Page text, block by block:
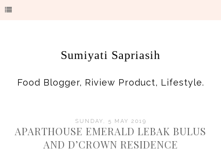
Sumiyati Sapriasih
Food Blogger, Riview Product, Lifestyle.
SUNDAY, 5 MAY 2019
APARTHOUSE EMERALD LEBAK BULUS
AND D’CROWN RESIDENCE